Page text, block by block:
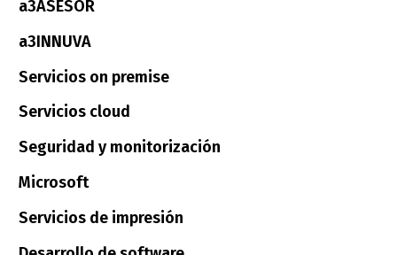
a3ASESOR
a3INNUVA
Servicios on premise
Servicios cloud
Seguridad y monitorización
Microsoft
Servicios de impresión